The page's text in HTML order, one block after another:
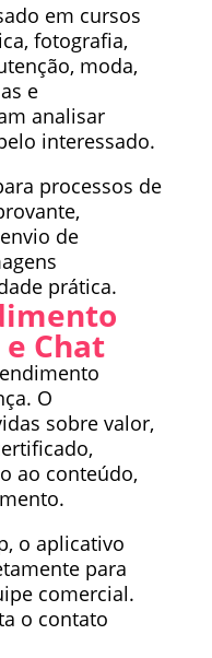
em cursos
fotografia,
moda,
e
analisar
interessado.
processos de
de
prática.
Chat
O
sobre valor,
ao conteúdo,
o aplicativo
para
comercial.
o contato